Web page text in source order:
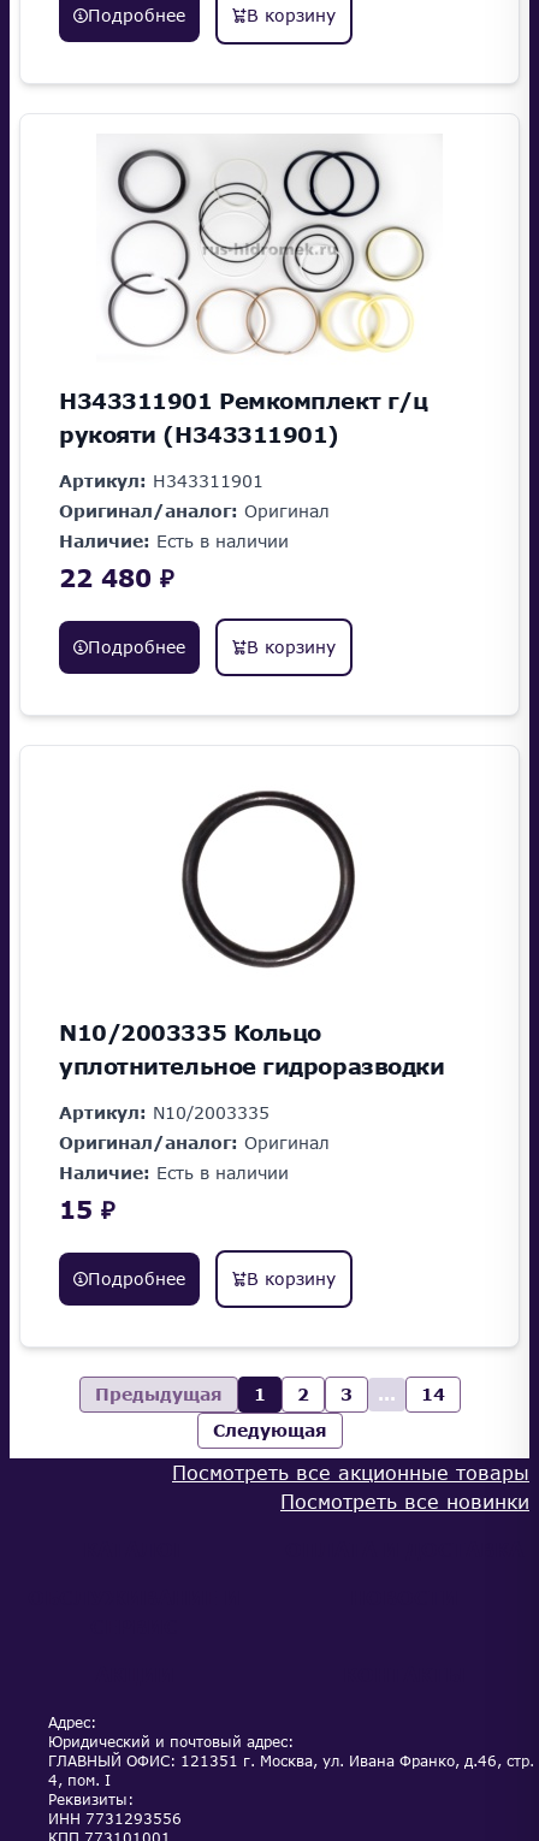
Подробнее В корзину
H343311901 Ремкомплект г/ц
рукояти (H343311901)
Артикул: H343311901
Оригинал/аналог: Оригинал
Наличие: Есть в наличии
22 480 ₽
Подробнее В корзину
N10/2003335 Кольцо
уплотнительное гидроразводки
Артикул: N10/2003335
Оригинал/аналог: Оригинал
Наличие: Есть в наличии
15 ₽
Подробнее В корзину
Предыдущая 1 2 3 ...
14
Следующая
Посмотреть все акционные товары
Посмотреть все новинки
Адрес:
Юридический и почтовый адрес:
ГЛАВНЫЙ ОФИС: 121351 г. Москва, ул. Ивана Франко, д.46, стр.
4, пом. I
Реквизиты:
ИНН 7731293556